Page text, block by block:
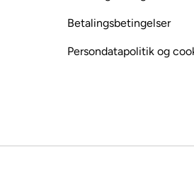
Betalingsbetingelser
Persondatapolitik og